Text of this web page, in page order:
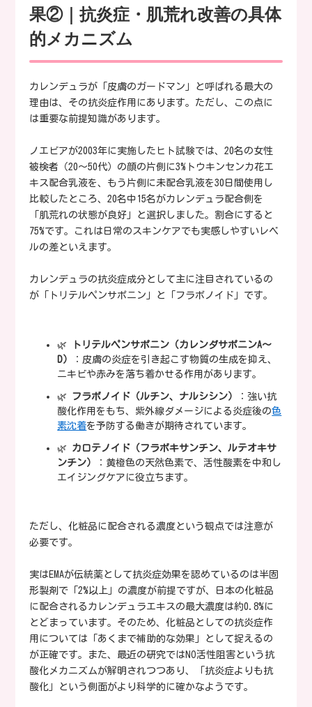
果②｜抗炎症・肌荒れ改善の具体
的メカニズム
カレンデュラが「皮膚のガードマン」と呼ばれる最大の
理由は、その抗炎症作用にあります。ただし、この点に
は重要な前提知識があります。
ノエビアが2003年に実施したヒト試験では、20名の女性
被検者（20〜50代）の顔の片側に3%トウキンセンカ花エ
キス配合乳液を、もう片側に未配合乳液を30日間使用し
比較したところ、20名中15名がカレンデュラ配合側を
「肌荒れの状態が良好」と選択しました。割合にすると
75%です。これは日常のスキンケアでも実感しやすいレベ
ルの差といえます。
カレンデュラの抗炎症成分として主に注目されているの
が「トリテルペンサポニン」と「フラボノイド」です。
🌿
トリテルペンサポニン（カレンダサポニンA〜
D）
：皮膚の炎症を引き起こす物質の生成を抑え、
ニキビや赤みを落ち着かせる作用があります。
🌿 フラボノイド（ルチン、ナルシシン）
：強い抗
酸化作用をもち、紫外線ダメージによる炎症後の色
素沈着を予防する働きが期待されています。
🌿 カロテノイド（フラボキサンチン、ルテオキサ
ンチン）
：黄橙色の天然色素で、活性酸素を中和し
エイジングケアに役立ちます。
ただし、化粧品に配合される濃度という観点では注意が
必要です。
実はEMAが伝統薬として抗炎症効果を認めているのは半固
形製剤で「2%以上」の濃度が前提ですが、日本の化粧品
に配合されるカレンデュラエキスの最大濃度は約0.8%に
とどまっています。そのため、化粧品としての抗炎症作
用については「あくまで補助的な効果」として捉えるの
が正確です。また、最近の研究ではNO活性阻害という抗
酸化メカニズムが解明されつつあり、「抗炎症よりも抗
酸化」という側面がより科学的に確かなようです。